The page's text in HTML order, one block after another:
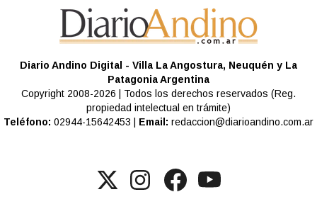
Diario Andino Digital - Villa La Angostura, Neuquén y La
Patagonia Argentina
Copyright 2008-2026 | Todos los derechos reservados (Reg.
propiedad intelectual en trámite)
Teléfono: 02944-15642453 | Email: redaccion@diarioandino.com.ar